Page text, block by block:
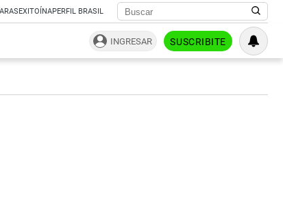
EXITOÍNAPERFIL BRASIL
INGRESAR SUSCRIBITE